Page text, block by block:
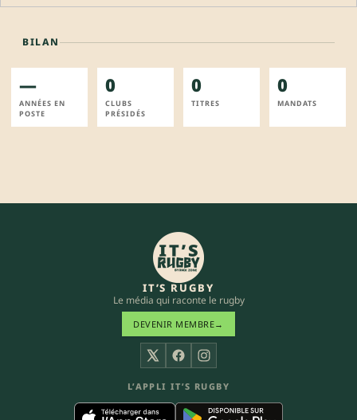
BILAN
—
ANNÉES EN
POSTE
0
CLUBS
PRÉSIDÉS
0
TITRES
0
MANDATS
IT’S RUGBY
Le média qui raconte le rugby
DEVENIR MEMBRE→
X FacebookInstagram
L’APPLI IT’S RUGBY